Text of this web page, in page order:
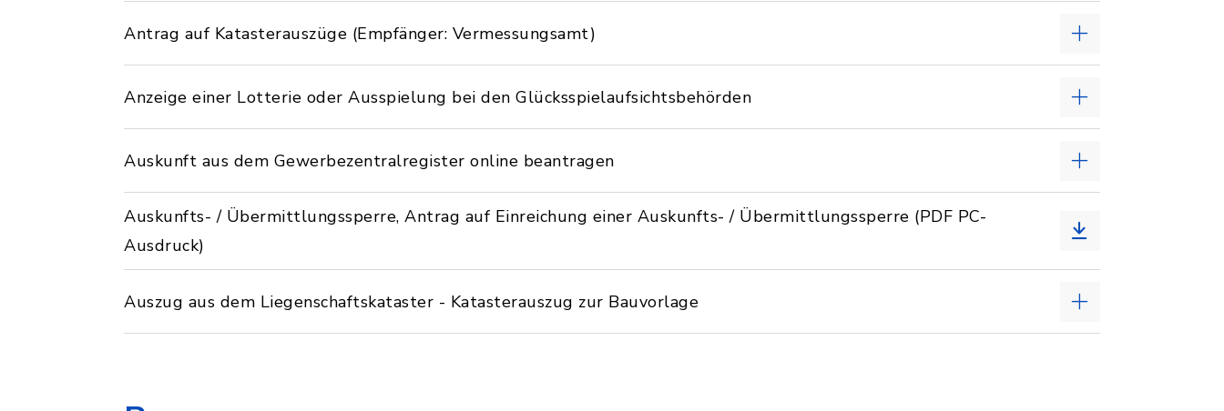
Antrag auf Katasterauszüge (Empfänger: Vermessungsamt)
Anzeige einer Lotterie oder Ausspielung bei den Glücksspielaufsichtsbehörden
Auskunft aus dem Gewerbezentralregister online beantragen
Auskunfts- / Übermittlungssperre, Antrag auf Einreichung einer Auskunfts- / Übermittlungssperre (PDF PC-
Ausdruck)
Auszug aus dem Liegenschaftskataster - Katasterauszug zur Bauvorlage